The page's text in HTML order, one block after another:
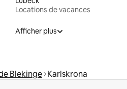
Locations de vacances
Afficher plus
Blekinge Karlskrona